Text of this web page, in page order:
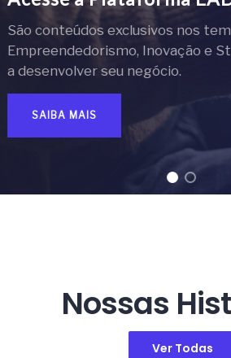
São conteúdos exclusivos nos
Empreendedorismo, Inovação e
a desenvolver seu negócio.
SAIBA MAIS
Nossas
Ver Todas